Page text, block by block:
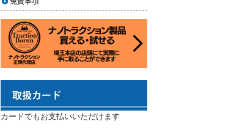
と費用
車のフロントガラス交換の料金相
場と作業手順
車のドアロック修理の料金と作業
業を紹介するサイトで紹介されまし
た
2023.10.30
コーティングが無料で利用できるチ
ャンス！X（旧Twitter）キャンペーン
2023.10.21
秋田県の「能代ポータル」にて得洗
隊を紹介いただきました
カードでもお支払いいただけます